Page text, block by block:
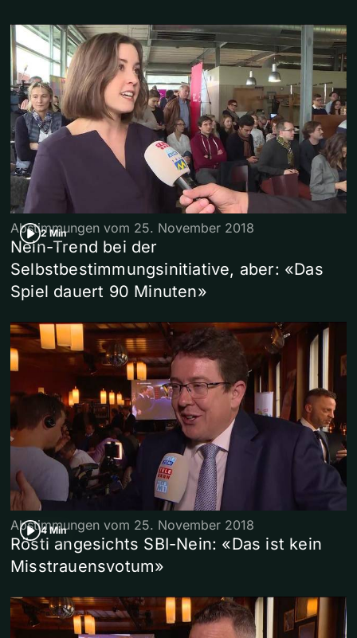
2 Min
Abstimmungen vom 25. November 2018
Nein-Trend bei der
Selbstbestimmungsinitiative, aber: «Das
Spiel dauert 90 Minuten»
4 Min
Abstimmungen vom 25. November 2018
Rösti angesichts SBI-Nein: «Das ist kein
Misstrauensvotum»